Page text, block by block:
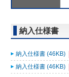
納入仕様書
納入仕様書 (46KB)
納入仕様書 (46KB)